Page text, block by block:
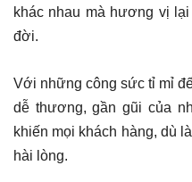
khác nhau mà hương vị
đời.
Với những công sức tỉ mỉ
dễ thương, gần gũi của
khiến mọi khách hàng, dù
hài lòng.